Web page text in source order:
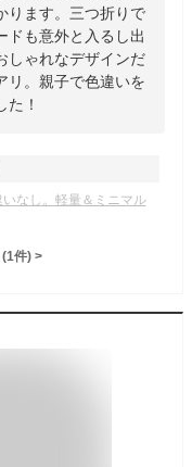
ります。三つ折りで
ドも意外と入るし出
しゃれなデザインだ
リ。親子で色違いを
！
なし。軽量＆ミニマル
(1件) >